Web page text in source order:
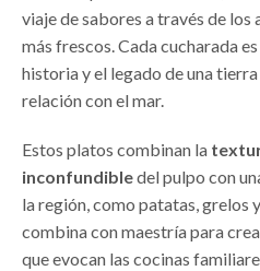
viaje de sabores a través de los
más frescos. Cada cucharada
historia y el legado de una
relación con el mar.
Estos platos combinan la
inconfundibledel pulpo con
la región, como patatas, grelos
combina con maestría para
que evocan las cocinas